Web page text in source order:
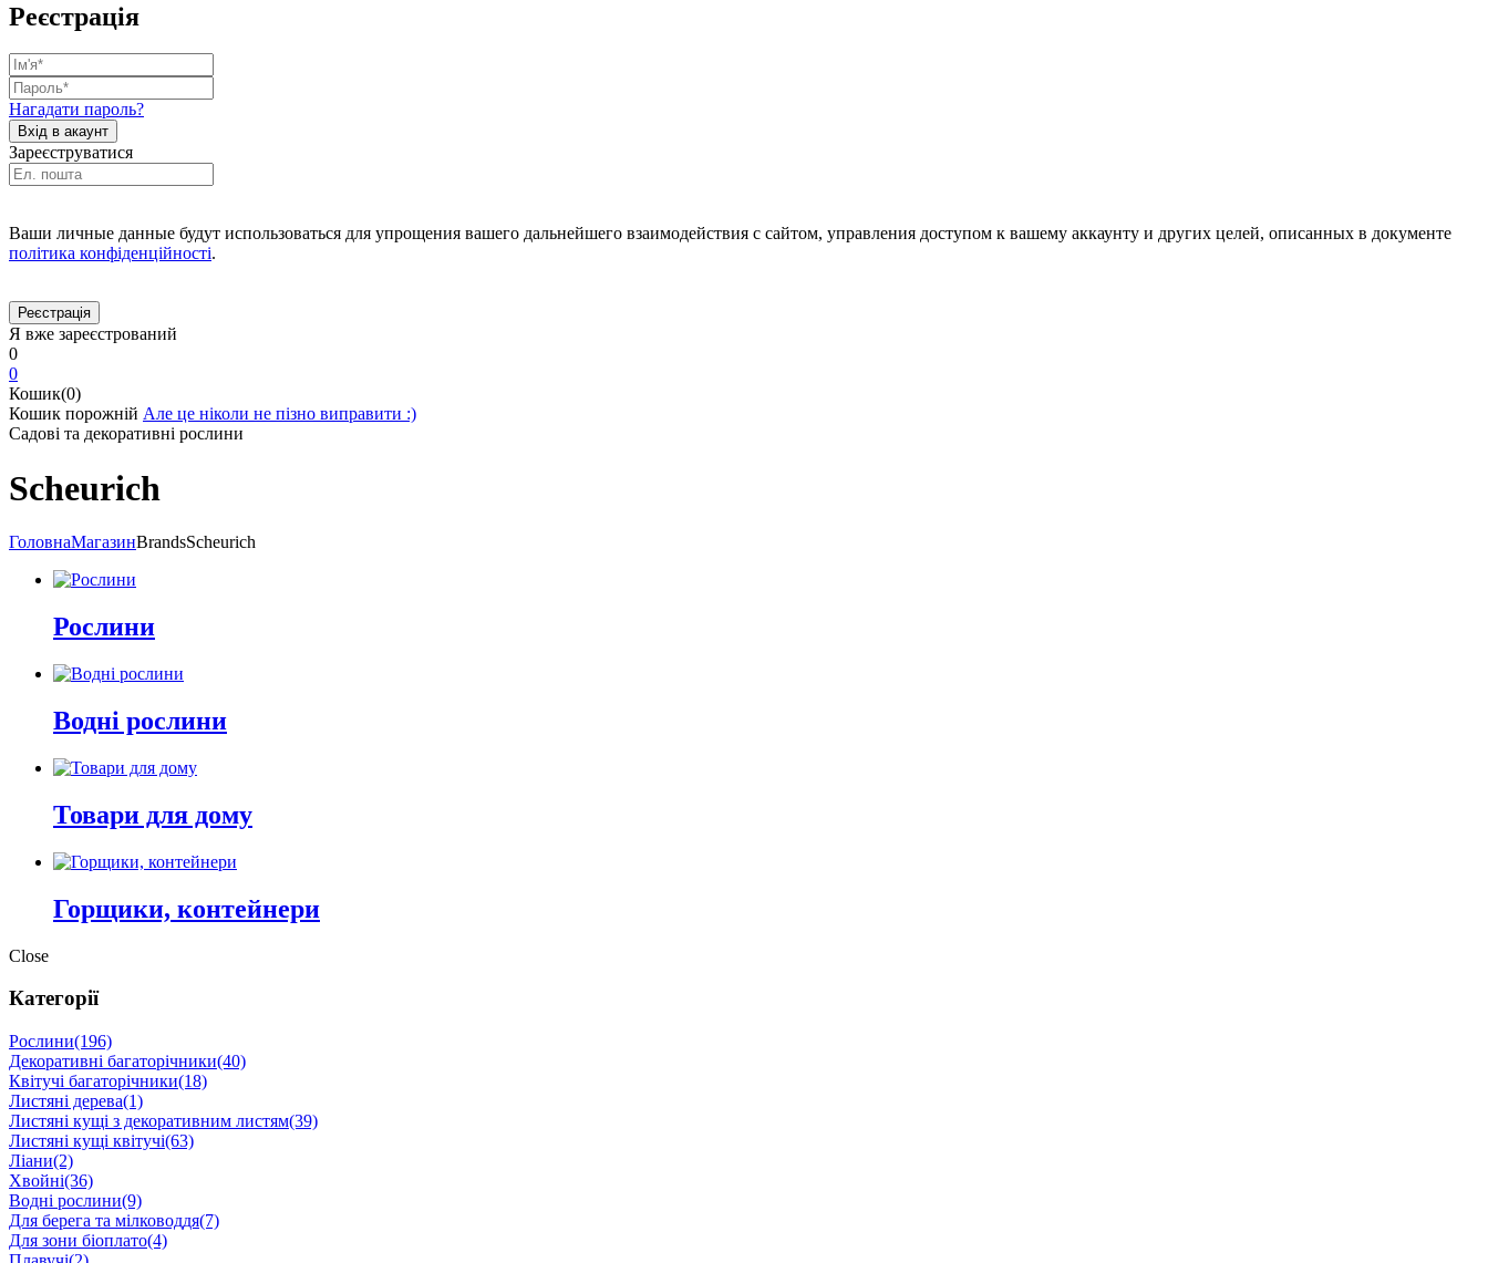
Реєстрація
Нагадати пароль?
Зареєструватися
Ваши личные данные будут использоваться для упрощения вашего дальнейшего взаимодействия с сайтом, управления доступом к вашему аккаунту и других целей, описанных в документе
політика конфіденційності.
Я вже зареєстрований
0
0
Кошик(0)
Кошик порожній Але це ніколи не пізно виправити :)
Садові та декоративні рослини
Scheurich
ГоловнаМагазинBrandsScheurich
Рослини
Водні рослини
Товари для дому
Горщики, контейнери
Close
Категорії
Рослини(196)
Декоративні багаторічники(40)
Квітучі багаторічники(18)
Листяні дерева(1)
Листяні кущі з декоративним листям(39)
Листяні кущі квітучі(63)
Ліани(2)
Хвойні(36)
Водні рослини(9)
Для берега та мілководдя(7)
Для зони біоплато(4)